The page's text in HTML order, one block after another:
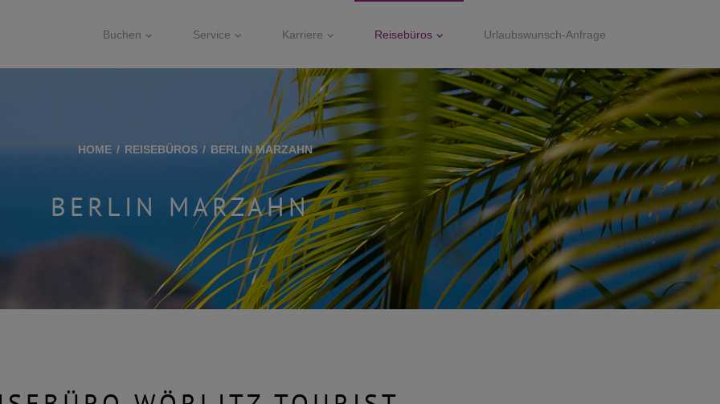
Buchen Service Karriere Reisebüros Urlaubswunsch-Anfrage
HOME REISEBÜROS BERLIN MARZAHN
BERLIN MARZAHN